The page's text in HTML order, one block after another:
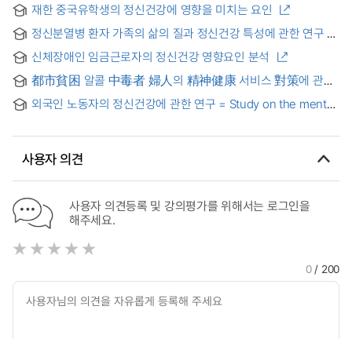
재한 중국유학생의 정신건강에 영향을 미치는 요인
정신분열병 환자 가족의 삶의 질과 정신건강 특성에 관한 연구 =
Mental Health of a Schizophreniac's Family
신체장애인 임금근로자의 정신건강 영향요인 분석
都市貧困 알콜 中毒者 婦人의 精神健康 서비스 對策에 관한
Mental Health Services for the Wives of the Poverty-
Community Social Service Center
외국인 노동자의 정신건강에 관한 연구 = Study on the mental
사용자 의견
사용자 의견등록 및 강의평가를 위해서는 로그인을
해주세요.
0/ 200